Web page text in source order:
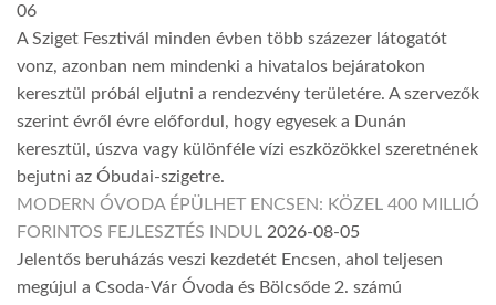
06
A Sziget Fesztivál minden évben több százezer látogatót
vonz, azonban nem mindenki a hivatalos bejáratokon
keresztül próbál eljutni a rendezvény területére. A szervezők
szerint évről évre előfordul, hogy egyesek a Dunán
keresztül, úszva vagy különféle vízi eszközökkel szeretnének
bejutni az Óbudai-szigetre.
MODERN ÓVODA ÉPÜLHET ENCSEN: KÖZEL 400 MILLIÓ
FORINTOS FEJLESZTÉS INDUL 2026-08-05
Jelentős beruházás veszi kezdetét Encsen, ahol teljesen
megújul a Csoda-Vár Óvoda és Bölcsőde 2. számú